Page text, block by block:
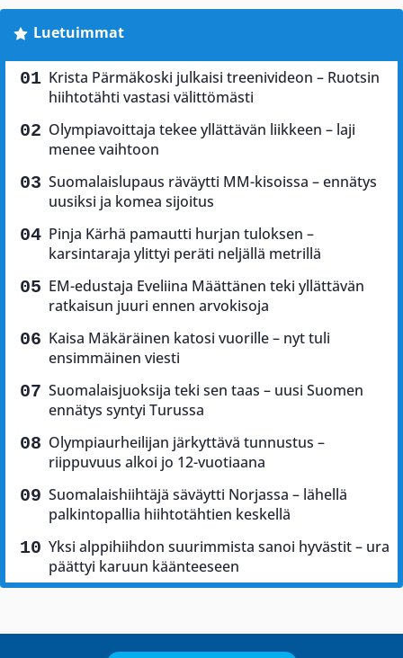
Luetuimmat
Krista Pärmäkoski julkaisi treenivideon – Ruotsin
hiihtotähti vastasi välittömästi
Olympiavoittaja tekee yllättävän liikkeen – laji
menee vaihtoon
Suomalaislupaus räväytti MM-kisoissa – ennätys
uusiksi ja komea sijoitus
Pinja Kärhä pamautti hurjan tuloksen –
karsintaraja ylittyi peräti neljällä metrillä
EM-edustaja Eveliina Määttänen teki yllättävän
ratkaisun juuri ennen arvokisoja
Kaisa Mäkäräinen katosi vuorille – nyt tuli
ensimmäinen viesti
Suomalaisjuoksija teki sen taas – uusi Suomen
ennätys syntyi Turussa
Olympiaurheilijan järkyttävä tunnustus –
riippuvuus alkoi jo 12-vuotiaana
Suomalaishiihtäjä säväytti Norjassa – lähellä
palkintopallia hiihtotähtien keskellä
Yksi alppihiihdon suurimmista sanoi hyvästit – ura
päättyi karuun käänteeseen